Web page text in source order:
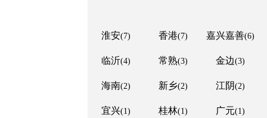
淮安(7) 香港(7) 嘉兴嘉善(6)
临沂(4) 常熟(3) 金边(3)
海南(2) 新乡(2) 江阴(2)
宜兴(1) 桂林(1) 广元(1)